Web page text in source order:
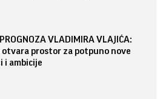
VLADIMIRA VLAJIĆA:
otvara prostor za potpuno nove
i ambicije